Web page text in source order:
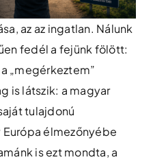
az az ingatlan. Nálunk
fedél a fejünk fölött:
„megérkeztem”
is látszik: a magyar
tulajdonú
Európa élmezőnyébe
is ezt mondta, a